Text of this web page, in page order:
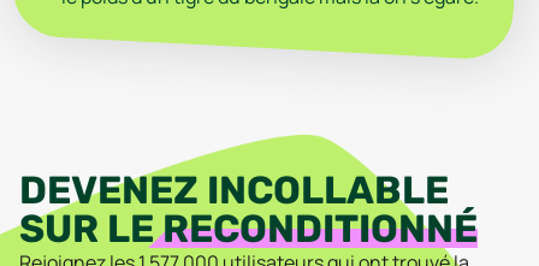
DEVENEZ INCOLLABLE
SUR LE RECONDITIONNÉ